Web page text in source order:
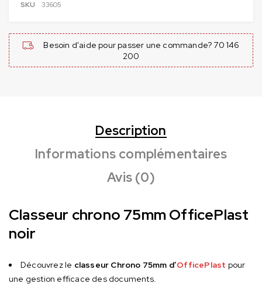
SKU
33605
Besoin d'aide pour passer une commande? 70 146
200
Description
Informations complémentaires
Avis (0)
Classeur chrono 75mm OfficePlast
noir
Découvrez le classeur Chrono 75mm d’OfficePlast pour
une gestion efficace des documents.